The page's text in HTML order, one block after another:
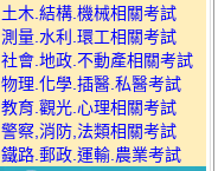
土木.結構.機械相關考試
測量.水利.環工相關考試
社會.地政.不動產相關考試
物理.化學.插醫.私醫考試
教育.觀光.心理相關考試
警察,消防,法類相關考試
鐵路.郵政.運輸.農業考試